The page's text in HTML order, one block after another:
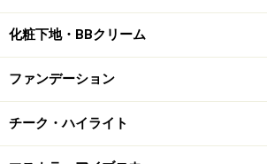
■DATA
キュレル エイジングケアシリーズ 化粧
140ml 2,300円（税抜）／花王
＜編集部調べ＞
化粧下地・BBクリーム
ファンデーション
チーク・ハイライト